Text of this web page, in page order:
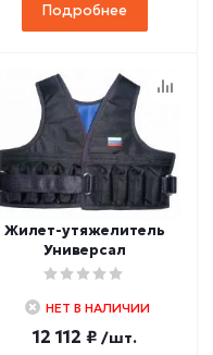
Подробнее
Жилет-утяжелитель
Универсал
НЕТ В НАЛИЧИИ
12 112 ₽ /шт.